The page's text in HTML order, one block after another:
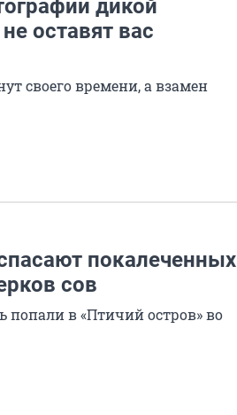
дикой
оставят вас
своего времени, а взамен
покалеченных
сов
в «Птичий остров» во